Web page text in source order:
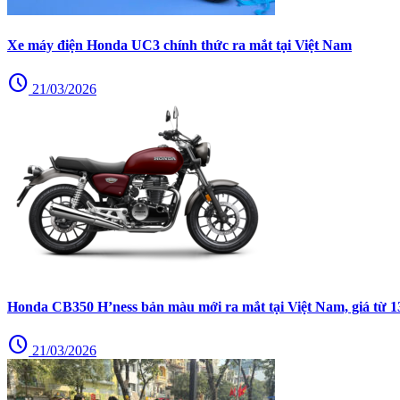
Xe máy điện Honda UC3 chính thức ra mắt tại Việt Nam
schedule 21/03/2026
Honda CB350 H’ness bản màu mới ra mắt tại Việt Nam, giá từ
schedule 21/03/2026